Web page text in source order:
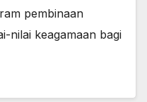
pembinaan
nilai keagamaan bagi